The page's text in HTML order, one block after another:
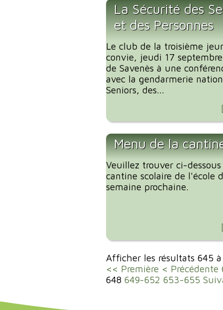
La Sécurité des
et des Personnes
Le club de la troisième
convie, jeudi 17
de Savenès à une
avec la gendarmerie
Seniors, des...
Menu de la
Veuillez trouver ci-
cantine scolaire de l'école
semaine prochaine.
Afficher les résultats 645
<< Première < Précédente
648 649-652 653-655